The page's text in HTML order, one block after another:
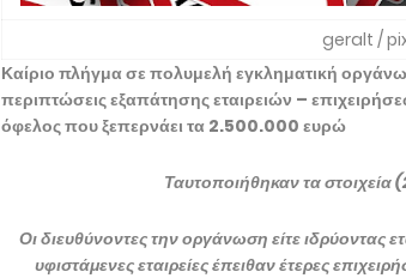
geralt /
Καίριο πλήγμα σε πολυμελή εγκληματική
περιπτώσεις εξαπάτησης εταιρειών –
όφελος που ξεπερνάει τα 2.500.000 ευρώ
Ταυτοποιήθηκαν τα
Οι διευθύνοντες την οργάνωση είτε ιδρύοντας
υφιστάμενες εταιρείες έπειθαν έτερες